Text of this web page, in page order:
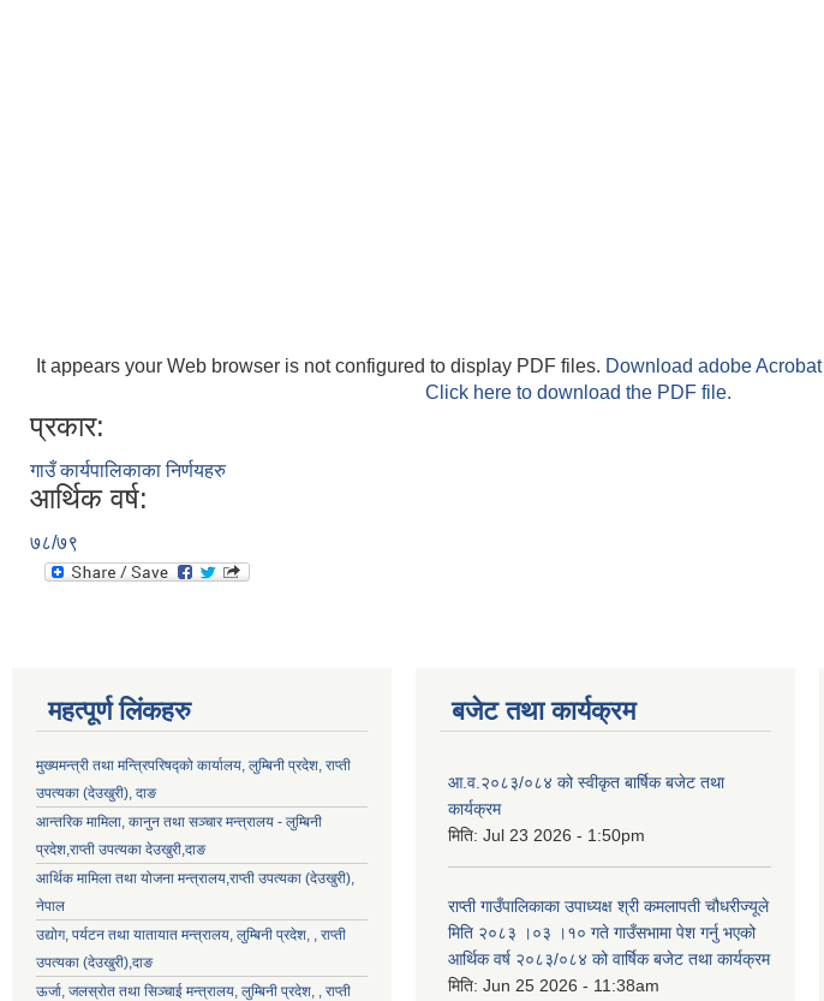
It appears your Web browser is not configured to display PDF files. Download adobe Acrobat
Click here to download the PDF file.
प्रकार:
गाउँ कार्यपालिकाका निर्णयहरु
आर्थिक वर्ष:
७८/७९
महत्पूर्ण लिंकहरु
मुख्यमन्त्री तथा मन्त्रिपरिषद्को कार्यालय, लुम्बिनी प्रदेश, राप्ती
उपत्यका (देउखुरी), दाङ
आन्तरिक मामिला, कानुन तथा सञ्चार मन्त्रालय - लुम्बिनी
प्रदेश,राप्ती उपत्यका देउखुरी,दाङ
आर्थिक मामिला तथा योजना मन्त्रालय,राप्ती उपत्यका (देउखुरी),
नेपाल
उद्योग, पर्यटन तथा यातायात मन्त्रालय, लुम्बिनी प्रदेश, , राप्ती
उपत्यका (देउखुरी),दाङ
ऊर्जा, जलस्रोत तथा सिञ्चाई मन्त्रालय, लुम्बिनी प्रदेश, , राप्ती
बजेट तथा कार्यक्रम
आ.व.२०८३/०८४ को स्वीकृत बार्षिक बजेट तथा
कार्यक्रम
मिति: Jul 23 2026 - 1:50pm
राप्ती गाउँपालिकाका उपाध्यक्ष श्री कमलापती चौधरीज्यूले
मिति २०८३ ।०३ ।१० गते गाउँसभामा पेश गर्नु भएको
आर्थिक वर्ष २०८३/०८४ को वार्षिक बजेट तथा कार्यक्रम
मिति: Jun 25 2026 - 11:38am